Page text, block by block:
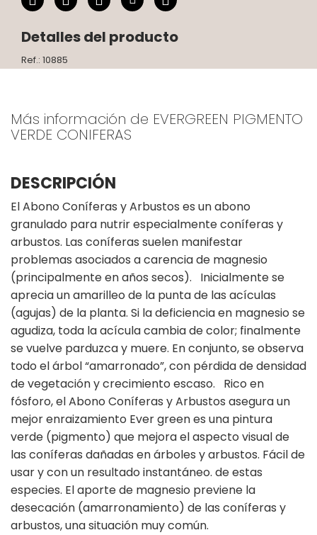
Detalles del producto
Ref.: 10885
Más información de EVERGREEN PIGMENTO
VERDE CONIFERAS
DESCRIPCIÓN
El Abono Coníferas y Arbustos es un abono
granulado para nutrir especialmente coníferas y
arbustos. Las coníferas suelen manifestar
problemas asociados a carencia de magnesio
(principalmente en años secos). Inicialmente se
aprecia un amarilleo de la punta de las acículas
(agujas) de la planta. Si la deficiencia en magnesio se
agudiza, toda la acícula cambia de color; finalmente
se vuelve parduzca y muere. En conjunto, se observa
todo el árbol “amarronado”, con pérdida de densidad
de vegetación y crecimiento escaso. Rico en
fósforo, el Abono Coníferas y Arbustos asegura un
mejor enraizamiento Ever green es una pintura
verde (pigmento) que mejora el aspecto visual de
las coníferas dañadas en árboles y arbustos. Fácil de
usar y con un resultado instantáneo. de estas
especies. El aporte de magnesio previene la
desecación (amarronamiento) de las coníferas y
arbustos, una situación muy común.